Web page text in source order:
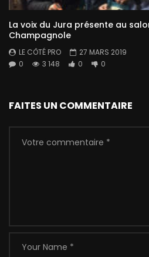
La voix du Jura présente au
Champagnole
LE CÔTÉ PRO
27 MARS 2019
0
3 148 0 0
FAITES UN COMMENTAIRE